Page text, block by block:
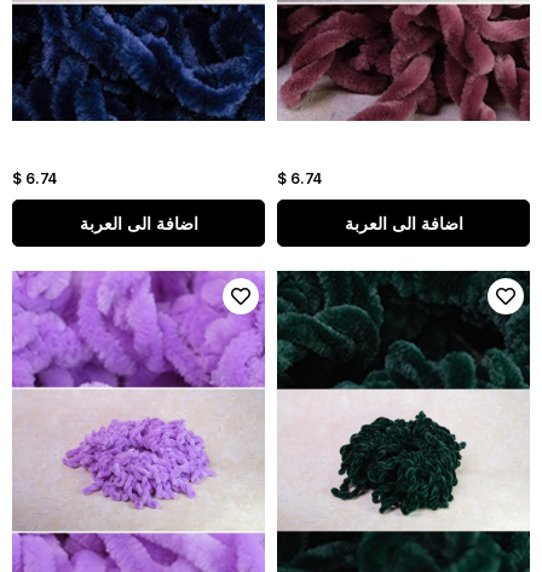
$ 6.74
اضافة الى العربة
$ 6.74
اضافة الى العربة